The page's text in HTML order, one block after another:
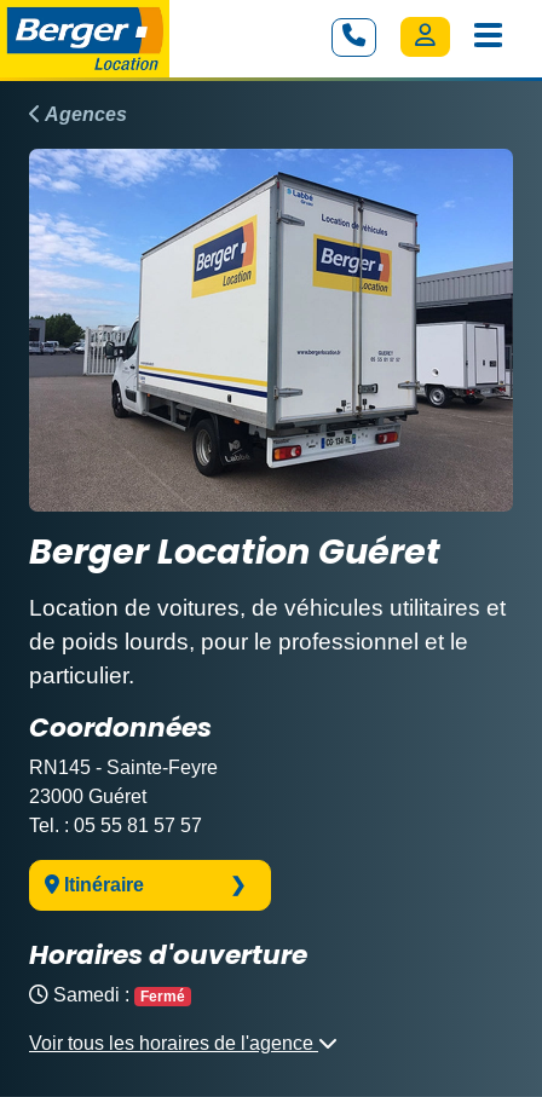
Agences
Berger Location Guéret
Location de voitures, de véhicules utilitaires et
de poids lourds, pour le professionnel et le
particulier.
Coordonnées
RN145 - Sainte-Feyre
23000 Guéret
Tel. : 05 55 81 57 57
Itinéraire
Horaires d'ouverture
Samedi : Fermé
Voir tous les horaires de l'agence